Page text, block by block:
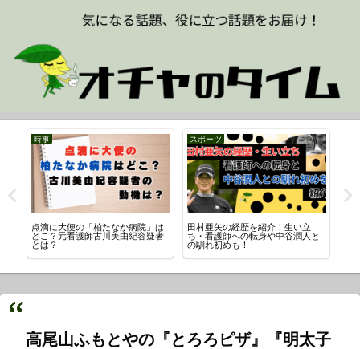
時事
点滴に大便の「柏たなか病院」は
どこ？元看護師古川美由紀容疑者
とは？
スポーツ
田村亜矢の経歴を紹介！生い立
ち・看護師への転身や中谷潤人と
の馴れ初めも！
高尾山ふもとやの『とろろピザ』『明太子